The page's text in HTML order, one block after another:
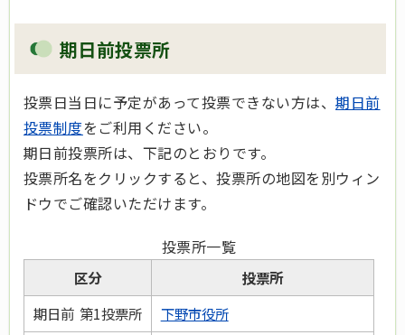
期日前投票所
投票日当日に予定があって投票できない方は、期日前
投票制度をご利用ください。
期日前投票所は、下記のとおりです。
投票所名をクリックすると、投票所の地図を別ウィン
ドウでご確認いただけます。
投票所一覧
区分
投票所
期日前 第1投票所
下野市役所